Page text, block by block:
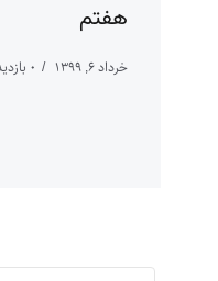
هفتم
خرداد ۶, ۱۳۹۹ ۰ بازدیدها